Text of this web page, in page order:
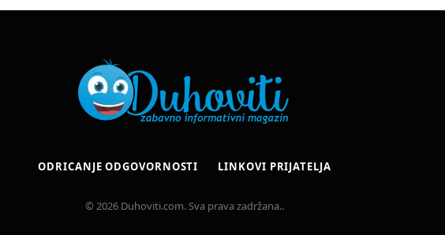
ODRICANJE ODGOVORNOSTI LINKOVI PRIJATELJA
© 2026 Duhoviti.com. Sva prava zadržana..